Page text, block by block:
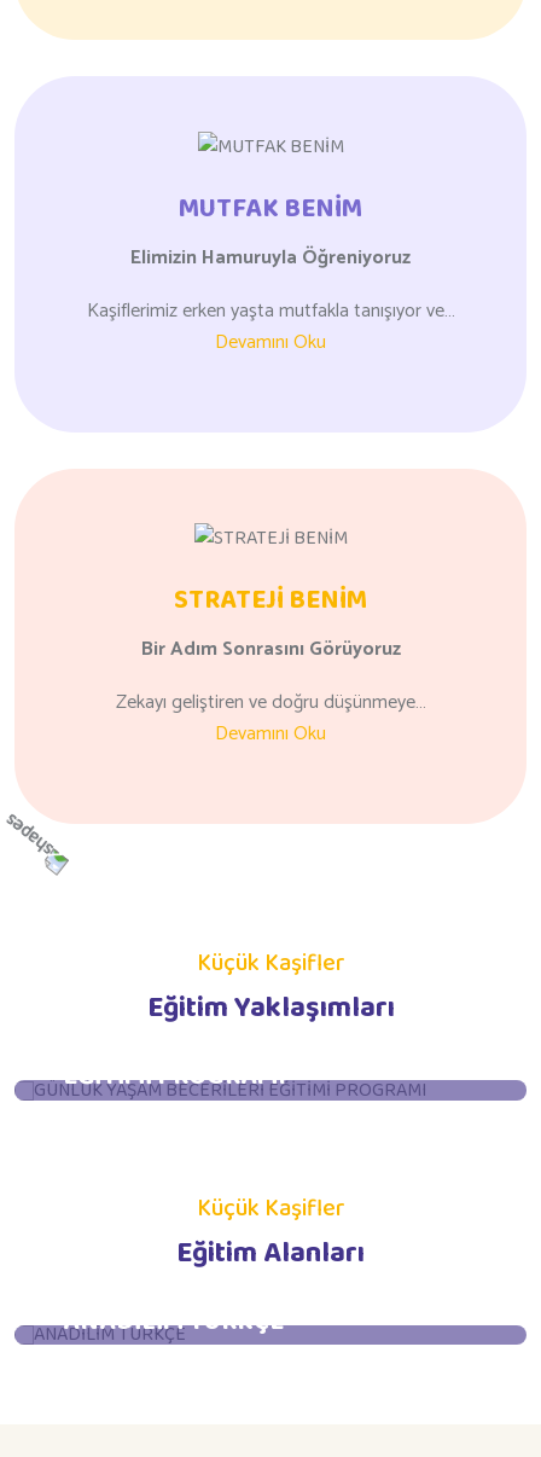
MUTFAK BENİM
Elimizin Hamuruyla Öğreniyoruz
Kaşiflerimiz erken yaşta mutfakla tanışıyor ve…
Devamını Oku
STRATEJİ BENİM
Bir Adım Sonrasını Görüyoruz
Zekayı geliştiren ve doğru düşünmeye…
Devamını Oku
Küçük Kaşifler
Eğitim Yaklaşımları
EĞİTİMİ PROGRAMI
Küçük Kaşifler
Eğitim Alanları
ANADİLİM TÜRKÇE